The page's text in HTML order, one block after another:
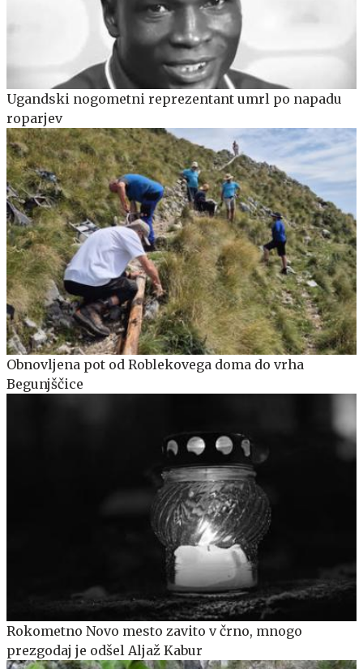
Ugandski nogometni reprezentant umrl po napadu
roparjev
Obnovljena pot od Roblekovega doma do vrha
Begunjščice
Rokometno Novo mesto zavito v črno, mnogo
prezgodaj je odšel Aljaž Kabur